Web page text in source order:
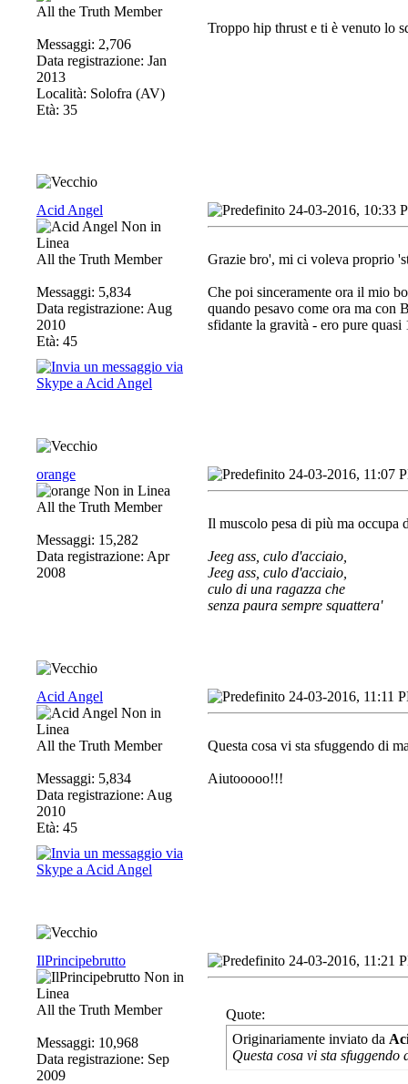
All the Truth Member
Messaggi: 2,706
Data registrazione: Jan
2013
Località: Solofra (AV)
Età: 35
Troppo hip thrust e ti è venuto lo
Acid Angel
All the Truth Member
Messaggi: 5,834
Data registrazione: Aug
2010
Età: 45
24-03-2016, 10:33
Grazie bro', mi ci voleva proprio
Che poi sinceramente ora il mio
quando pesavo come ora ma con
sfidante la gravità - ero pure
orange
All the Truth Member
Messaggi: 15,282
Data registrazione: Apr
2008
24-03-2016, 11:07
Il muscolo pesa di più ma occupa
Jeeg ass, culo d'acciaio,
Jeeg ass, culo d'acciaio,
culo di una ragazza che
senza paura sempre squattera'
Acid Angel
All the Truth Member
Messaggi: 5,834
Data registrazione: Aug
2010
Età: 45
24-03-2016, 11:11
Questa cosa vi sta sfuggendo di
Aiutooooo!!!
IlPrincipebrutto
All the Truth Member
Messaggi: 10,968
Data registrazione: Sep
2009
24-03-2016, 11:21
Quote:
Originariamente inviato da
Questa cosa vi sta sfuggendo